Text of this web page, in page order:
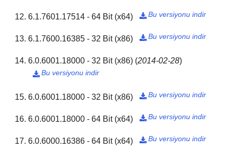
6.1.7601.17514 - 64 Bit (x64) Bu versiyonu indir

6.1.7600.16385 - 32 Bit (x86) Bu versiyonu indir

6.0.6001.18000 - 32 Bit (x86) (2014-02-28)
Bu versiyonu indir

6.0.6001.18000 - 32 Bit (x86) Bu versiyonu indir

6.0.6001.18000 - 64 Bit (x64) Bu versiyonu indir

6.0.6000.16386 - 64 Bit (x64) Bu versiyonu indir
